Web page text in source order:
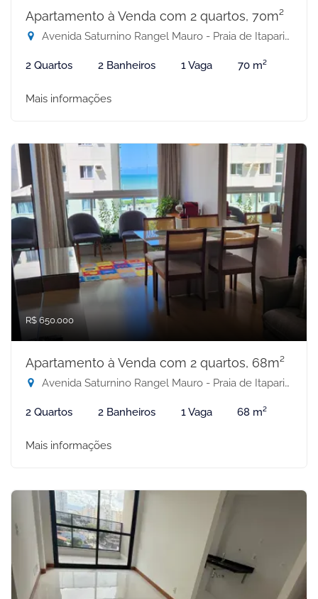
Apartamento à Venda com 2 quartos, 70m²
Avenida Saturnino Rangel Mauro - Praia de Itaparica, Vila Velha-ES
2 Quartos 2 Banheiros 1 Vaga 70 m²
Mais informações
R$ 650.000
Apartamento à Venda com 2 quartos, 68m²
Avenida Saturnino Rangel Mauro - Praia de Itaparica, Vila Velha-ES
2 Quartos 2 Banheiros 1 Vaga 68 m²
Mais informações